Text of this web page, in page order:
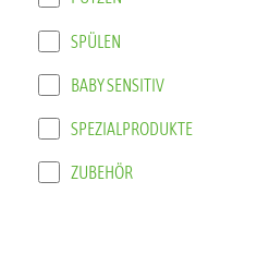
SPÜLEN
BABY SENSITIV
SPEZIALPRODUKTE
ZUBEHÖR